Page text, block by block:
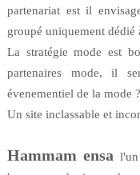
partenariat est il
groupé uniquement dédié
La stratégie mode est
partenaires mode, il
évenementiel de la mode ?
Un site inclassable et
Hammam ensa